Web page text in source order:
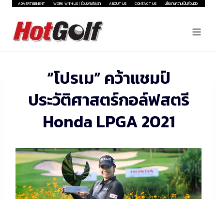
Skip
content
ADVERTISEMENT WORK WITH US | ร่วมงานกับเรา ABOUT US CONTACT US นโยบายความเป็นส่วนตัว
“โปรเม” คว้าแชมป์
ประวัติศาสตร์กอล์ฟสตรี
Honda LPGA 2021